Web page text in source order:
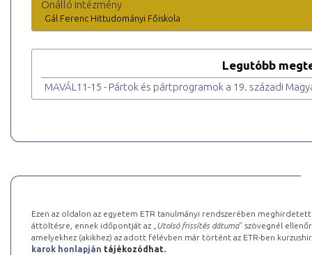
Önálló intézmény
Gál Ferenc Hittudományi Főiskola
Legutóbb
MAVÁL11-15 - Pártok és pártprogramok a 19. századi
Ezen az oldalon az egyetem ETR tanulmányi rendszerében
áttöltésre, ennek időpontját az „ Utolsó frissítés dátuma” szövegnél
amelyekhez (akikhez) az adott félévben már történt az ETR-ben
karok honlapján tájékozódhat.